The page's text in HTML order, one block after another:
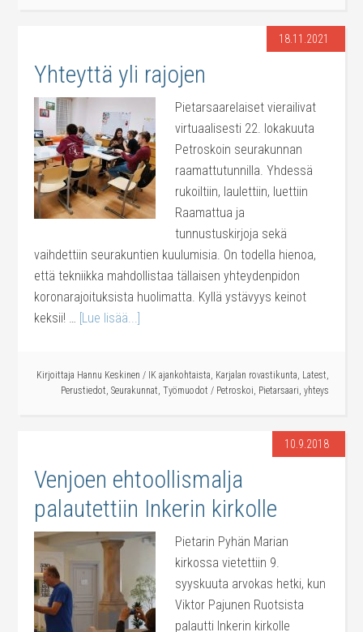
18.11.2021
Yhteyttä yli rajojen
Pietarsaarelaiset vierailivat
virtuaalisesti 22. lokakuuta
Petroskoin seurakunnan
raamattutunnilla. Yhdessä
rukoiltiin, laulettiin, luettiin
Raamattua ja
tunnustuskirjoja sekä
vaihdettiin seurakuntien kuulumisia. On todella hienoa,
että tekniikka mahdollistaa tällaisen yhteydenpidon
koronarajoituksista huolimatta. Kyllä ystävyys keinot
keksii! … [Lue lisää...]
Kirjoittaja Hannu Keskinen / IK ajankohtaista, Karjalan rovastikunta, Latest,
Perustiedot, Seurakunnat, Työmuodot / Petroskoi, Pietarsaari, yhteys
10.9.2018
Venjoen ehtoollismalja
palautettiin Inkerin kirkolle
Pietarin Pyhän Marian
kirkossa vietettiin 9.
syyskuuta arvokas hetki, kun
Viktor Pajunen Ruotsista
palautti Inkerin kirkolle